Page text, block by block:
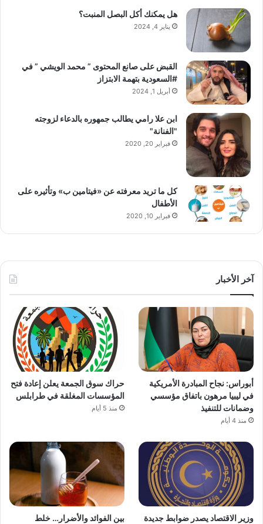
هل يمكنك أكل البصل المنبت؟
يناير 4, 2024
القبض على صانع المحتوى ” محمد الويشي ” في
#السعودية بتهمة الابتزاز
أبريل 1, 2024
ابن علا رامي يطالب جمهوره بالدعاء لزوجته
"الفنانة"
فبراير 20, 2020
كل ما تريد معرفته عن «فيتامين ب» وتأثيره على
الأطفال
فبراير 10, 2020
آخر الأخبار
أبوراس: نجاح المبادرة الأمريكية
في ليبيا مرهون باتفاق مؤسسي
وضمانات للتنفيذ
منذ 4 أيام
حراك سوق الجمعة يعلن إعادة فتح
المؤسسات المغلقة في طرابلس
منذ 5 أيام
وزير الاقتصاد يصدر ضوابط جديدة
بين الفوائد والأضرار… خلط